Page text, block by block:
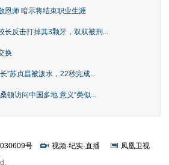
恩师 暗示将结束职业生涯
长反击打掉其3颗牙，双双被刑...
换
”苏贞昌被泼水，22秒完成...
顿访问中国多地 意义“类似...
号 视频·纪实·直播
凤凰卫视